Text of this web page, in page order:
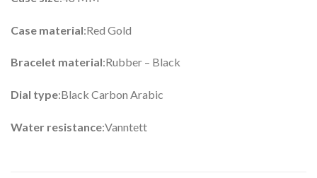
Case material:Red Gold
Bracelet material:Rubber – Black
Dial type:Black Carbon Arabic
Water resistance:Vanntett